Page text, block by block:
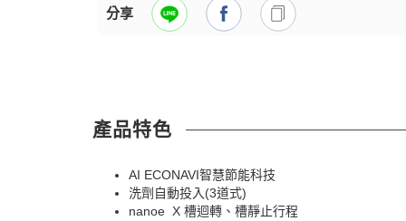
分享
產品特色
AI ECONAVI智慧節能科技
洗劑自動投入(3道式)
nanoe X 槽迴轉、槽靜止行程